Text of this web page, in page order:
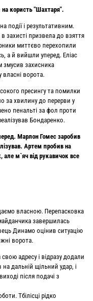
користь "Шахтаря".
події і результативним.
захисті призвела до взяття
миттєво перехопили
а й вийшли уперед. Еліас
змусив захисника
власні ворота.
пресингу та помилки
за хвилину до перерви у
пенальті за фол проти
Бондаренко.
Марлон Гомес заробив
Артем пробив на
але м`яч від рукавичок все
власною. Перепасковка
завершилась
Динамо оцінив ситуацію
ворота.
адресу і відразу додали
на дальній щільний удар, і
після подачі з
Тбілісці рідко